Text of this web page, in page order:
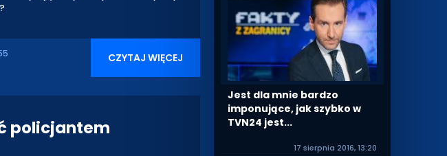
CZYTAJ WIĘCEJ
policjantem
Jest dla mnie bardzo
imponujące, jak szybko w
TVN24 jest...
17 sierpnia 2016, 13:20